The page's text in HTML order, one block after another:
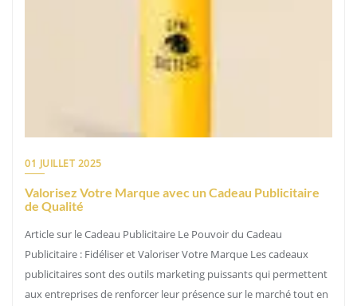
01 JUILLET 2025
Valorisez Votre Marque avec un Cadeau Publicitaire
de Qualité
Article sur le Cadeau Publicitaire Le Pouvoir du Cadeau
Publicitaire : Fidéliser et Valoriser Votre Marque Les cadeaux
publicitaires sont des outils marketing puissants qui permettent
aux entreprises de renforcer leur présence sur le marché tout en